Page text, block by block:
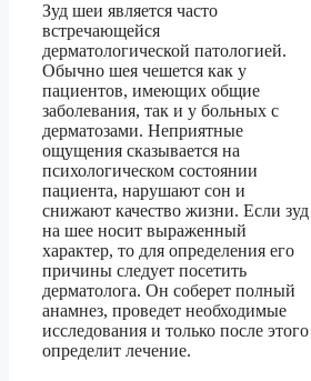
Зуд шеи является часто
встречающейся
дерматологической патологией.
Обычно шея чешется как у
пациентов, имеющих общие
заболевания, так и у больных с
дерматозами. Неприятные
ощущения сказывается на
психологическом состоянии
пациента, нарушают сон и
снижают качество жизни. Если зуд
на шее носит выраженный
характер, то для определения его
причины следует посетить
дерматолога. Он соберет полный
анамнез, проведет необходимые
исследования и только после этого
определит лечение.